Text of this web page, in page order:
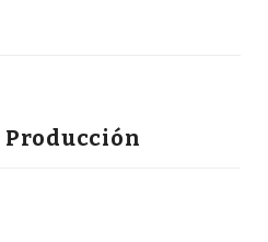
Producción